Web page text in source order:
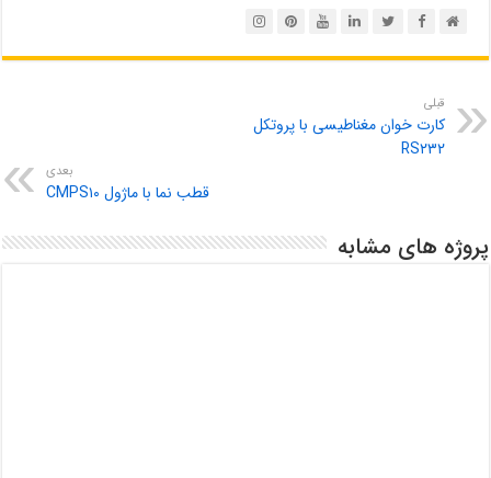
قبلی
کارت خوان مغناطیسی با پروتکل
RS۲۳۲
بعدی
قطب نما با ماژول CMPS۱۰
پروژه های مشابه